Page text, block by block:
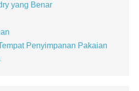
yang Benar
Penyimpanan Pakaian